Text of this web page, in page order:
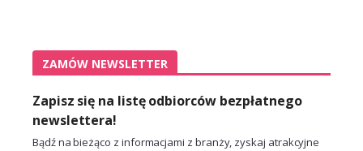
ZAMÓW NEWSLETTER
Zapisz się na listę odbiorców bezpłatnego
newslettera!
Bądź na bieżąco z informacjami z branży, zyskaj atrakcyjne